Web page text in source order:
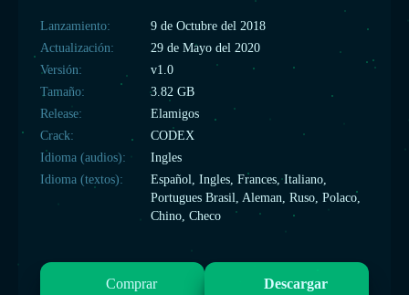
Lanzamiento:
9 de Octubre del 2018
Actualización:
29 de Mayo del 2020
Versión:
v1.0
Tamaño:
3.82 GB
Release:
Elamigos
Crack:
CODEX
Idioma (audios):
Ingles
Idioma (textos):
Español, Ingles, Frances, Italiano,
Portugues Brasil, Aleman, Ruso, Polaco,
Chino, Checo
Comprar Descargar